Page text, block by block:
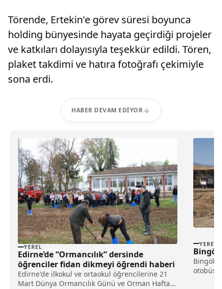
Törende, Ertekin'e görev süresi boyunca
holding bünyesinde hayata geçirdiği projeler
ve katkıları dolayısıyla teşekkür edildi. Tören,
plaket takdimi ve hatıra fotoğrafı çekimiyle
sona erdi.
HABER DEVAM EDIYOR
YEREL
Edirne’de “Ormancılık” dersinde
öğrenciler fidan dikmeyi öğrendi haberi
Edirne'de ilkokul ve ortaokul öğrencilerine 21
Mart Dünya Ormancılık Günü ve Orman Haftası
YEREL